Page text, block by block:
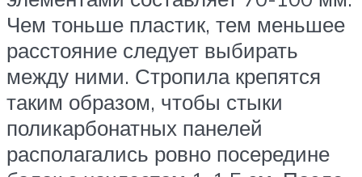
Чем тоньше пластик, тем меньшее
расстояние следует выбирать
между ними. Стропила крепятся
таким образом, чтобы стыки
поликарбонатных панелей
располагались ровно посередине